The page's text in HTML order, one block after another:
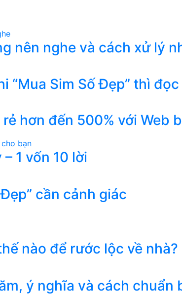
nên nghe và cách xử lý
“Mua Sim Số Đẹp” thì
hơn đến 500% với Web
1 vốn 10 lời
cần cảnh giác
nào để rước lộc về nhà?
ý nghĩa và cách chuẩn